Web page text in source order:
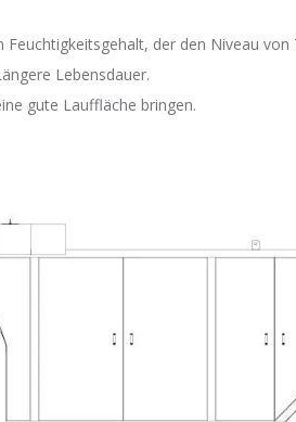
der den Niveau von
Lebensdauer.
gute Lauffläche bringen.